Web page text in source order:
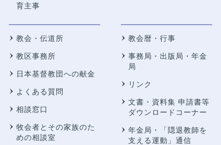
育主事
教会・伝道所
教区事務所
日本基督教団への献金
よくある質問
相談窓口
牧会者とその家族のた
めの相談室
教会暦・行事
事務局・出版局・年金
局
リンク
文書・資料集 申請書等
ダウンロードコーナー
年金局・
「隠退教師を
支える運動」通信